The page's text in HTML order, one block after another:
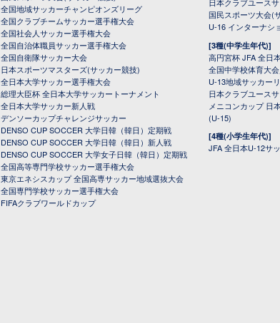
全国地域サッカーチャンピオンズリーグ
全国クラブチームサッカー選手権大会
全国社会人サッカー選手権大会
全国自治体職員サッカー選手権大会
全国自衛隊サッカー大会
日本スポーツマスターズ(サッカー競技)
全日本大学サッカー選手権大会
総理大臣杯 全日本大学サッカートーナメント
全日本大学サッカー新人戦
デンソーカップチャレンジサッカー
DENSO CUP SOCCER 大学日韓（韓日）定期戦
DENSO CUP SOCCER 大学日韓（韓日）新人戦
DENSO CUP SOCCER 大学女子日韓（韓日）定期戦
全国高等専門学校サッカー選手権大会
東京エネシスカップ 全国高専サッカー地域選抜大会
全国専門学校サッカー選手権大会
FIFAクラブワールドカップ
国民スポーツ大会(
U-16 インターナシ
[3種(中学生年代)]
高円宮杯 JFA 全日
全国中学校体育大
U-13地域サッカー
日本クラブユース
メニコンカップ 日
(U-15)
[4種(小学生年代)]
JFA 全日本U-12サ